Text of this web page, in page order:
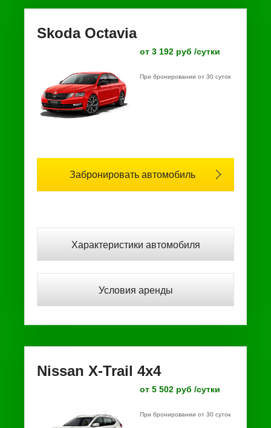
Skoda Octavia
от 3 192 руб /сутки
При бронировании от 30 суток
Забронировать автомобиль
Характеристики автомобиля
Условия аренды
Nissan X-Trail 4x4
от 5 502 руб /сутки
При бронировании от 30 суток